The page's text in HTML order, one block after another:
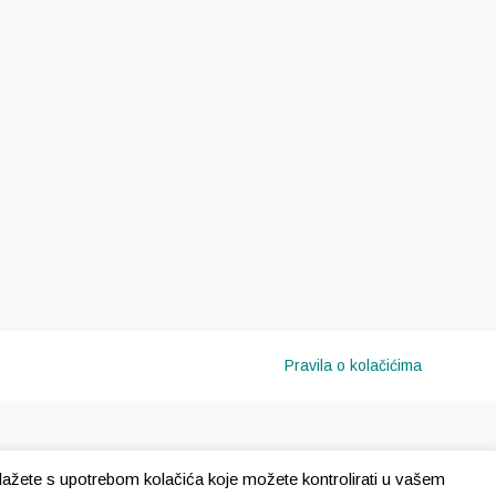
Pravila o kolačićima
s upotrebom kolačića koje možete kontrolirati u vašem